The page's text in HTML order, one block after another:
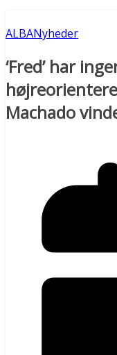
ALBANyheder
‘Fred’ har
Machado